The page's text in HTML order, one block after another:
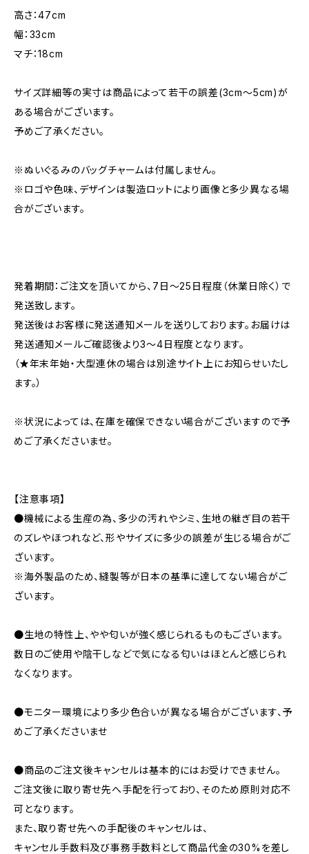
高さ：47cm
幅：33cm
マチ：18cm
サイズ詳細等の実寸は商品によって若干の誤差(3cm〜5cm)が
ある場合がございます。
予めご了承ください。
※ぬいぐるみのバッグチャームは付属しません。
※ロゴや色味、デザインは製造ロットにより画像と多少異なる場
合がございます。
発着期間：ご注文を頂いてから、7日〜25日程度（休業日除く）で
発送致します。
発送後はお客様に発送通知メールを送りしております。お届けは
発送通知メールご確認後より3〜4日程度となります。
（★年末年始・大型連休の場合は別途サイト上にお知らせいたし
ます。）
※状況によっては、在庫を確保できない場合がございますので予
めご了承くださいませ。
【注意事項】
●機械による生産の為、多少の汚れやシミ、生地の継ぎ目の若干
のズレやほつれなど、形やサイズに多少の誤差が生じる場合がご
ざいます。
※海外製品のため、縫製等が日本の基準に達してない場合がご
ざいます。
●生地の特性上、やや匂いが強く感じられるものもございます。
数日のご使用や陰干しなどで気になる匂いはほとんど感じられ
なくなります。
●モニター環境により多少色合いが異なる場合がございます、予
めご了承くださいませ
●商品のご注文後キャンセルは基本的にはお受けできません。
ご注文後に取り寄せ先へ手配を行っており、そのため原則対応不
可となります。
また、取り寄せ先への手配後のキャンセルは、
キャンセル手数料及び事務手数料として商品代金の30%を差し